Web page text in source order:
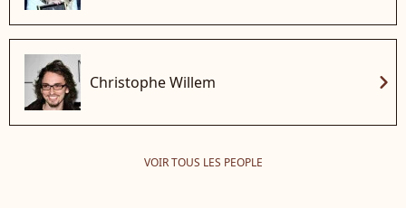
Christophe Willem chevron_right
VOIR TOUS LES PEOPLE